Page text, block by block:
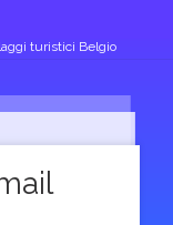
turistici Belgio